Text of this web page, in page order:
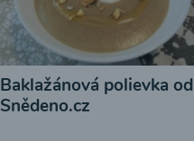
Baklažánová polievka od
Snědeno.cz